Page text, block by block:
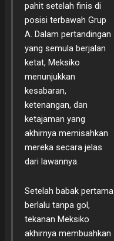
pahit setelah finis di
posisi terbawah Grup
A. Dalam pertandingan
yang semula berjalan
ketat, Meksiko
menunjukkan
kesabaran,
ketenangan, dan
ketajaman yang
akhirnya memisahkan
mereka secara jelas
dari lawannya.
Setelah babak pertama
berlalu tanpa gol,
tekanan Meksiko
akhirnya membuahkan